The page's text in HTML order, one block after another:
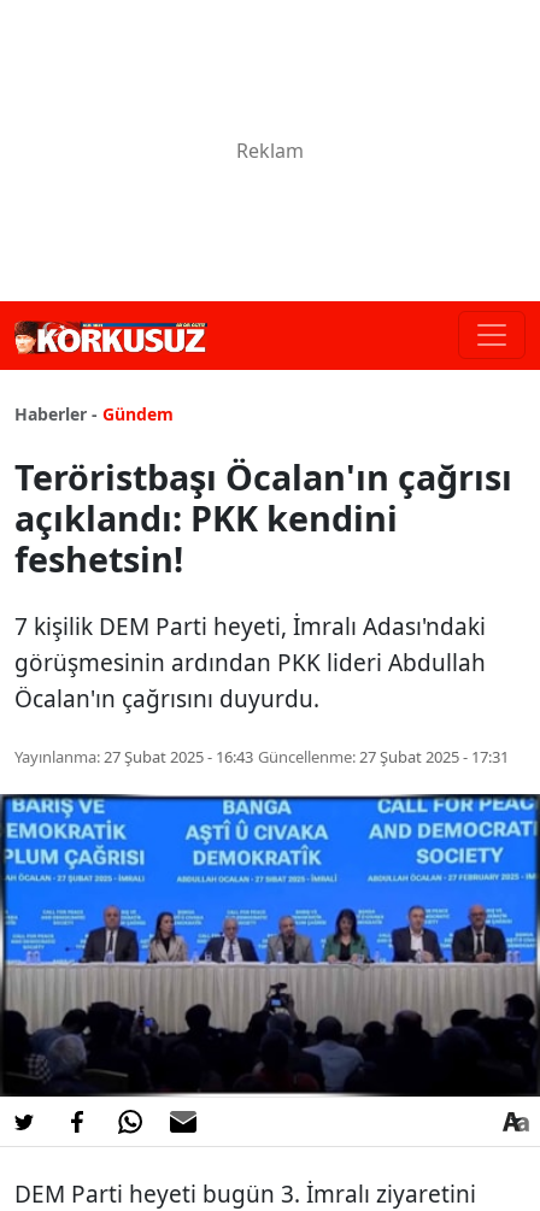
Haberler - Gündem
Teröristbaşı Öcalan'ın çağrısı
açıklandı: PKK kendini
feshetsin!
7 kişilik DEM Parti heyeti, İmralı Adası'ndaki
görüşmesinin ardından PKK lideri Abdullah
Öcalan'ın çağrısını duyurdu.
Yayınlanma:27 Şubat 2025 - 16:43 Güncellenme:27 Şubat 2025 - 17:31
DEM Parti heyeti bugün 3. İmralı ziyaretini